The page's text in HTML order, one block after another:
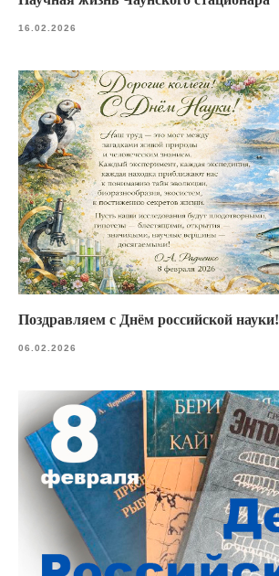
16.02.2026
Поздравляем с Днём российской науки!
06.02.2026